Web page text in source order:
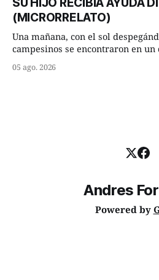
consejero, que era muy prudente
inmediato:
(MICRORRELATO)
Una mañana, con el sol
campesinos se encontraron en
remolachas, Manuel? —quiso saber uno. —Eso
05 ago. 2026
Andres
Powered by